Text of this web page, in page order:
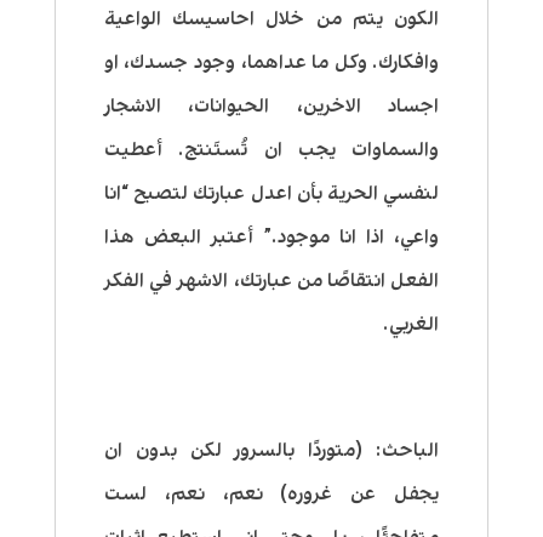
الكون يتم من خلال احاسيسك الواعية
وافكارك. وكل ما عداهما، وجود جسدك، او
اجساد الاخرين، الحيوانات، الاشجار
والسماوات يجب ان تُستَنتج. أعطيت
لنفسي الحرية بأن اعدل عبارتك لتصبح “انا
واعي، اذا انا موجود.” أعتبر البعض هذا
الفعل انتقاصًا من عبارتك، الاشهر في الفكر
الغربي.
الباحث: (متوردًا بالسرور لكن بدون ان
يجفل عن غروره) نعم، نعم، لست